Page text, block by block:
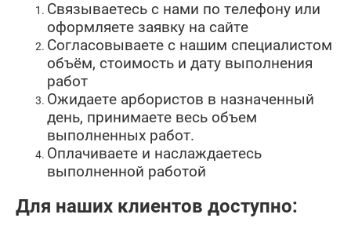
Связываетесь с нами по телефону или
оформляете заявку на сайте
Согласовываете с нашим специалистом
объём, стоимость и дату выполнения
работ
Ожидаете арбористов в назначенный
день, принимаете весь объем
выполненных работ.
Оплачиваете и наслаждаетесь
выполненной работой
Для наших клиентов доступно: